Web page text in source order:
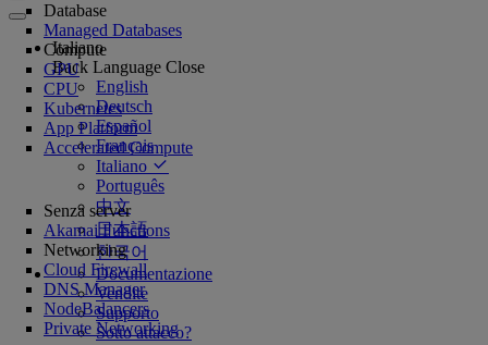
Italiano
Back Language Close
English
Deutsch
Español
Français
Italiano
Português
中文
日本語
한국어
Documentazione
Vendite
Supporto
Sotto attacco?
Database
Managed Databases
Compute
GPU
CPU
Kubernetes
App Platform
Accelerated Compute
Senza server
Akamai Functions
Networking
Cloud Firewall
DNS Manager
NodeBalancers
Private Networking